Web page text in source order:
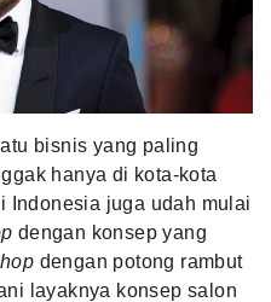
bisnis yang paling
hanya di kota-kota
Indonesia juga udah mulai
dengan konsep yang
dengan potong rambut
layaknya konsep salon